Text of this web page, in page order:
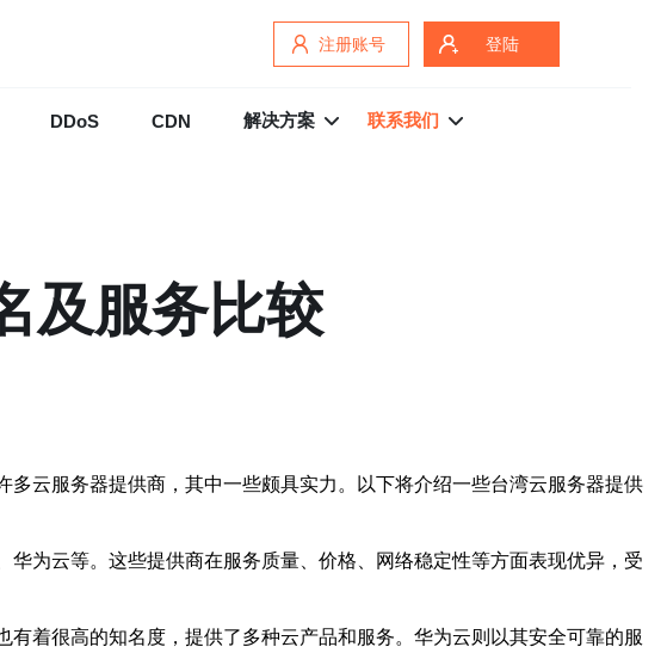
注册账号 登陆
DDoS CDN 解决方案 联系我们
及服务比较
云服务器提供商，其中一些颇具实力。以下将介绍一些台湾云服务器提供
为云等。这些提供商在服务质量、价格、网络稳定性等方面表现优异，受
着很高的知名度，提供了多种云产品和服务。华为云则以其安全可靠的服